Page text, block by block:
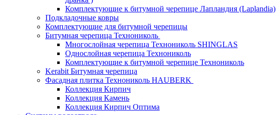
Комплектующие к битумной черепице Лапландия (Laplandia)
Подкладочные ковры
Комплектующие для битумной черепицы
Битумная черепица Технониколь
Многослойная черепица Технониколь SHINGLAS
Однослойная черепица Технониколь
Комплектующие к битумной черепице Технониколь
Kerabit Битумная черепица
Фасадная плитка Технониколь HAUBERK
Кол​лекция Кирпич
Кол​лекция Камень
Коллекция Кирпич Оптима